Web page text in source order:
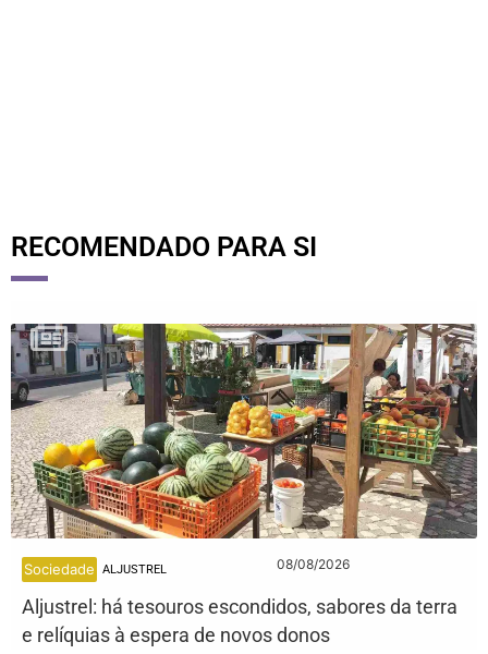
RECOMENDADO PARA SI
Sociedade ALJUSTREL 08/08/2026
Aljustrel: há tesouros escondidos, sabores da terra
e relíquias à espera de novos donos